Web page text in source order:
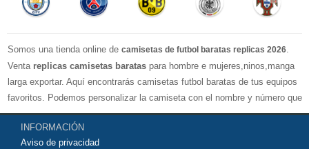
Somos una tienda online de camisetas de futbol baratas replicas 2026.
Venta replicas camisetas baratas para hombre e mujeres,ninos,manga
larga exportar. Aquí encontrarás camisetas futbol baratas de tus equipos
favoritos. Podemos personalizar la camiseta con el nombre y número que
quieras. Nuestrascamisetas de futbol replicasson de máxima calidad
tailandesa por lo que estamos convencidos que quedarás muy satisfecho
con ella. Estas camisetas tienen un tejido transpirable por lo que te
INFORMACIÓN
Aviso de privacidad